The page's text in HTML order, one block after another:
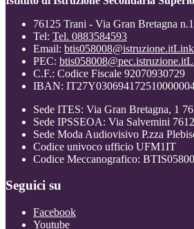
76125 Trani - Via Gran Bretagna n.1
Tel: Tel. 0883584593
Email: btis058008@istruzione.itLink
PEC: btis058008@pec.istruzione.it
C.F.: Codice Fiscale 92070930729
IBAN:
Sede ITES: Via Gran Bretagna, 1
Sede IPSSEOA: Via Salvemini
Sede Moda Audiovisivo P.zza
Codice univoco ufficio UFM1IT
Codice Meccanografico:
Seguici su
Facebook
Youtube